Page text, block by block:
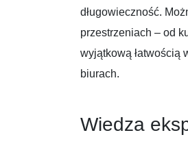
długowieczność.
przestrzeniach – od
wyjątkową łatwością
biurach.
Wiedza